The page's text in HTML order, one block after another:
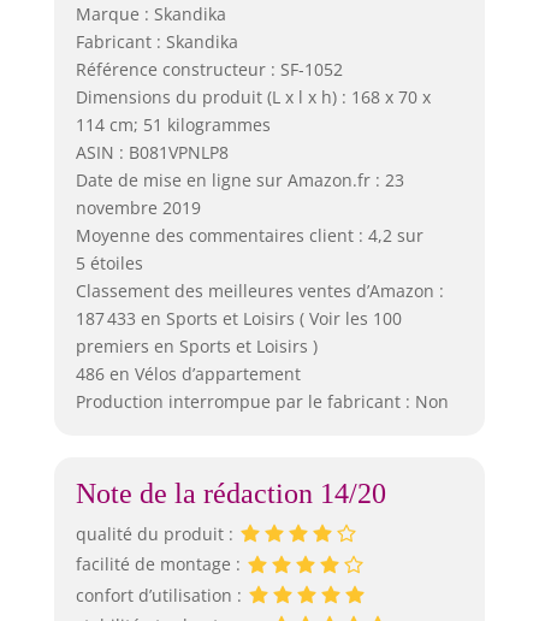
Marque : Skandika
Fabricant : Skandika
Référence constructeur : SF-1052
Dimensions du produit (L x l x h) : 168 x 70 x
114 cm; 51 kilogrammes
ASIN : B081VPNLP8
Date de mise en ligne sur Amazon.fr : 23
novembre 2019
Moyenne des commentaires client : 4,2 sur
5 étoiles
Classement des meilleures ventes d’Amazon :
187 433 en Sports et Loisirs ( Voir les 100
premiers en Sports et Loisirs )
486 en Vélos d’appartement
Production interrompue par le fabricant : Non
Note de la rédaction 14/20
qualité du produit :
facilité de montage :
confort d’utilisation :